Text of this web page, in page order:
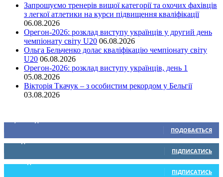
Запрошуємо тренерів вищої категорії та охочих фахівців
з легкої атлетики на курси підвищення кваліфікації
06.08.2026
Орегон-2026: розклад виступу українців у другий день
чемпіонату світу U20 06.08.2026
Ольга Бельченко долає кваліфікацію чемпіонату світу
U20 06.08.2026
Орегон-2026: розклад виступу українців, день 1
05.08.2026
Вікторія Ткачук – з особистим рекордом у Бельгії
03.08.2026
ПОДОБАЄТЬСЯ
0 Підписників
ПІДПИСАТИСЬ
234 Підписників
ПІДПИСАТИСЬ